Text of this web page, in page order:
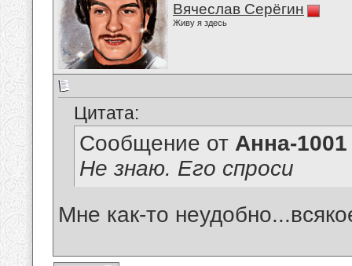
Вячеслав Серёгин
Живу я здесь
Цитата:
Сообщение от Анна-1001
Не знаю. Его спроси
Мне как-то